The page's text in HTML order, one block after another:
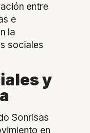
entre
e
la
sociales
y
Sonrisas
en